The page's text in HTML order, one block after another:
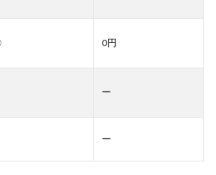
0円
ー
ー